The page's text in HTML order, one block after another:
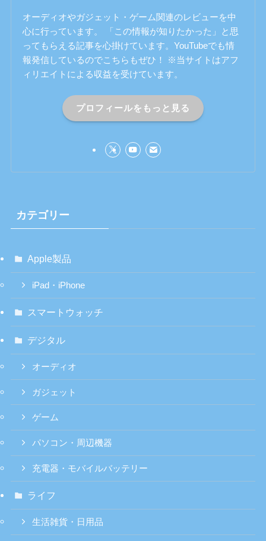
オーディオやガジェット・ゲーム関連のレビューを中
心に行っています。 「この情報が知りたかった」と思
ってもらえる記事を心掛けています。YouTubeでも情
報発信しているのでこちらもぜひ！ ※当サイトはアフ
ィリエイトによる収益を受けています。
プロフィールをもっと見る
カテゴリー
Apple製品
iPad・iPhone
スマートウォッチ
デジタル
オーディオ
ガジェット
ゲーム
パソコン・周辺機器
充電器・モバイルバッテリー
ライフ
生活雑貨・日用品